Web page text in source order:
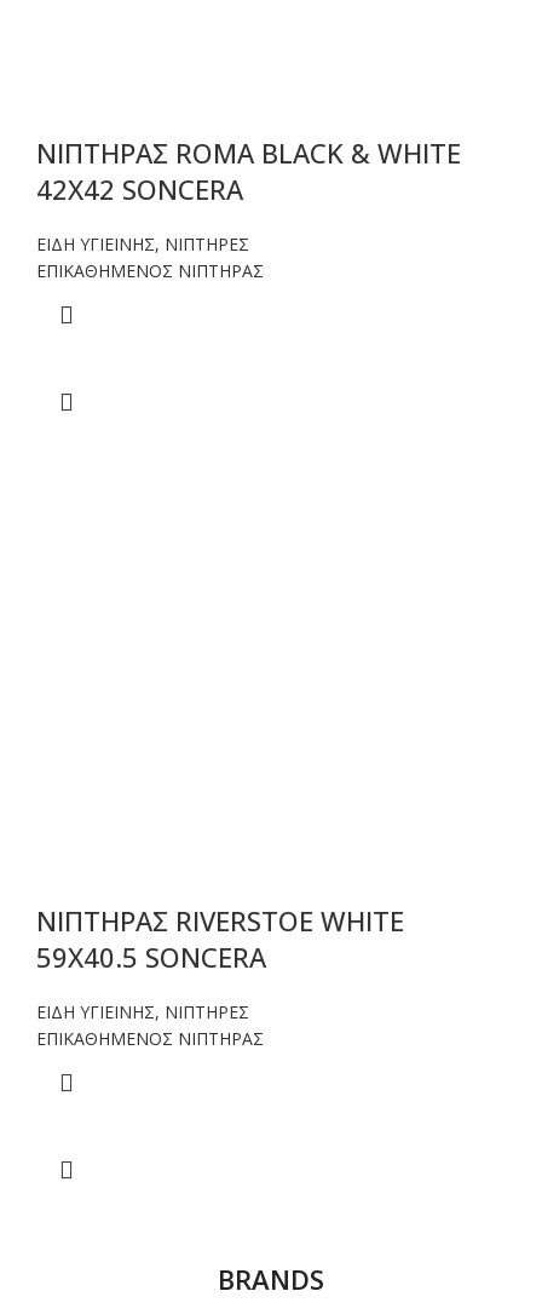
ΝΙΠΤΗΡΑΣ ROMA BLACK & WHITE
42X42 SONCERA
ΕΙΔΗ ΥΓΙΕΙΝΗΣ, ΝΙΠΤΗΡΕΣ
ΕΠΙΚΑΘΗΜΕΝΟΣ ΝΙΠΤΗΡΑΣ
ΝΙΠΤΗΡΑΣ RIVERSTOE WHITE
59X40.5 SONCERA
ΕΙΔΗ ΥΓΙΕΙΝΗΣ, ΝΙΠΤΗΡΕΣ
ΕΠΙΚΑΘΗΜΕΝΟΣ ΝΙΠΤΗΡΑΣ
BRANDS